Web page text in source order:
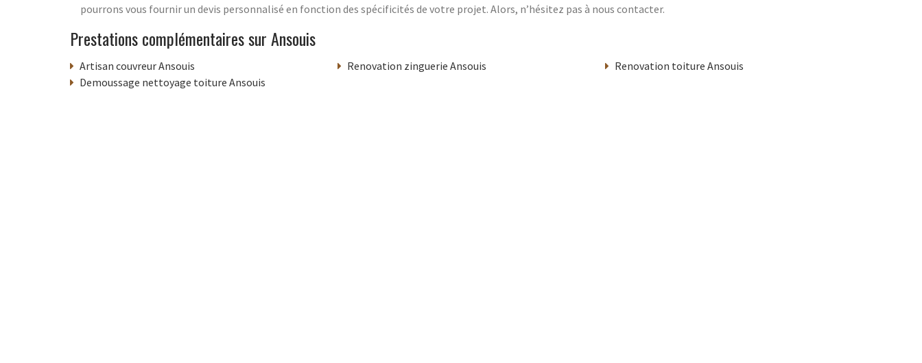
pourrons vous fournir un devis personnalisé en fonction des spécificités de votre projet. Alors, n’hésitez pas à nous contacter.
Prestations complémentaires sur Ansouis
Artisan couvreur Ansouis
Demoussage nettoyage toiture Ansouis
Renovation zinguerie Ansouis Renovation toiture Ansouis